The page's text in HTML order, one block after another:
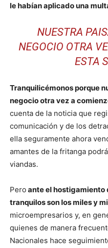
le habían aplicado una
NUESTRA
NEGOCIO OTRA
ESTA
Tranquilicémonos porque
negocio otra vez a
cuenta de la noticia que
comunicación y de los
ella seguramente ahora
amantes de la fritanga
viandas.
Pero ante el hostigamiento
tranquilos son los miles y
microempresarios y, en
quienes de manera
Nacionales hace